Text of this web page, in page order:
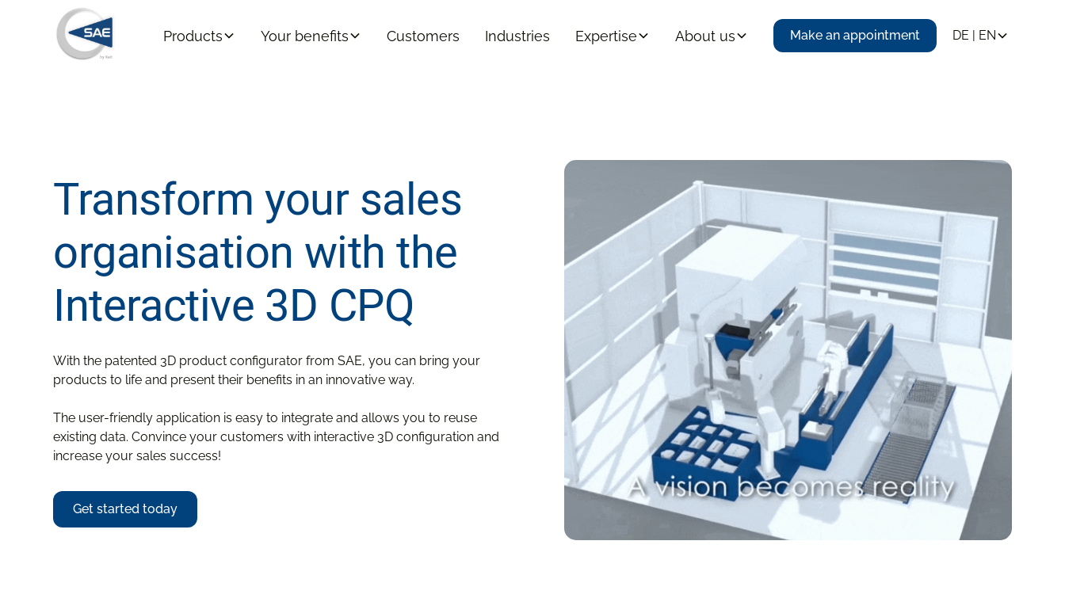
Products Your benefits Customers Industries Expertise About us Make an appointment DE | EN
Transform your sales
organisation with the
Interactive 3D CPQ
With the patented 3D product configurator from SAE, you can bring your
products to life and present their benefits in an innovative way.
The user-friendly application is easy to integrate and allows you to reuse
existing data. Convince your customers with interactive 3D configuration and
increase your sales success!
Get started today